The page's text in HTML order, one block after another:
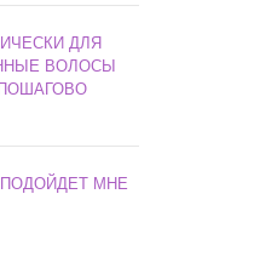
ДЛЯ
ВОЛОСЫ
МНЕ